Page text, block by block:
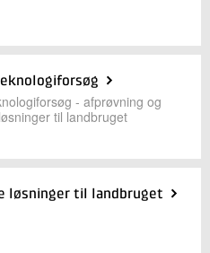
- afprøvning og
til landbruget
løsninger til landbruget